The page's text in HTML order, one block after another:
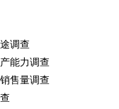
调查
力调查
量调查